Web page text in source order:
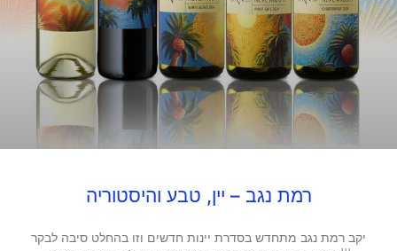
רמת נגב – יין, טבע והיסטוריה
יקב רמת נגב מתחדש בסדרת יינות חדשים וזו בהחלט סיבה לבקר